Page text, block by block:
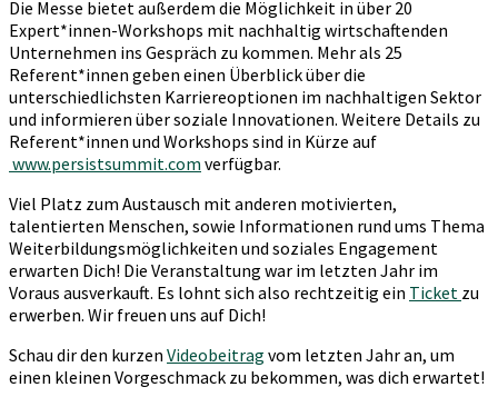
Die Messe bietet außerdem die Möglichkeit in über 20
Expert*innen-Workshops mit nachhaltig wirtschaftenden
Unternehmen ins Gespräch zu kommen. Mehr als 25
Referent*innen geben einen Überblick über die
unterschiedlichsten Karriereoptionen im nachhaltigen Sektor
und informieren über soziale Innovationen. Weitere Details zu
Referent*innen und Workshops sind in Kürze auf
www.persistsummit.com verfügbar.
Viel Platz zum Austausch mit anderen motivierten,
talentierten Menschen, sowie Informationen rund ums Thema
Weiterbildungsmöglichkeiten und soziales Engagement
erwarten Dich! Die Veranstaltung war im letzten Jahr im
Voraus ausverkauft. Es lohnt sich also rechtzeitig ein Ticket zu
erwerben. Wir freuen uns auf Dich!
Schau dir den kurzen Videobeitrag vom letzten Jahr an, um
einen kleinen Vorgeschmack zu bekommen, was dich erwartet!